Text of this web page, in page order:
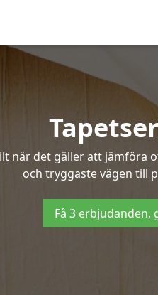
när det gäller att
och tryggaste vägen till
Få 3